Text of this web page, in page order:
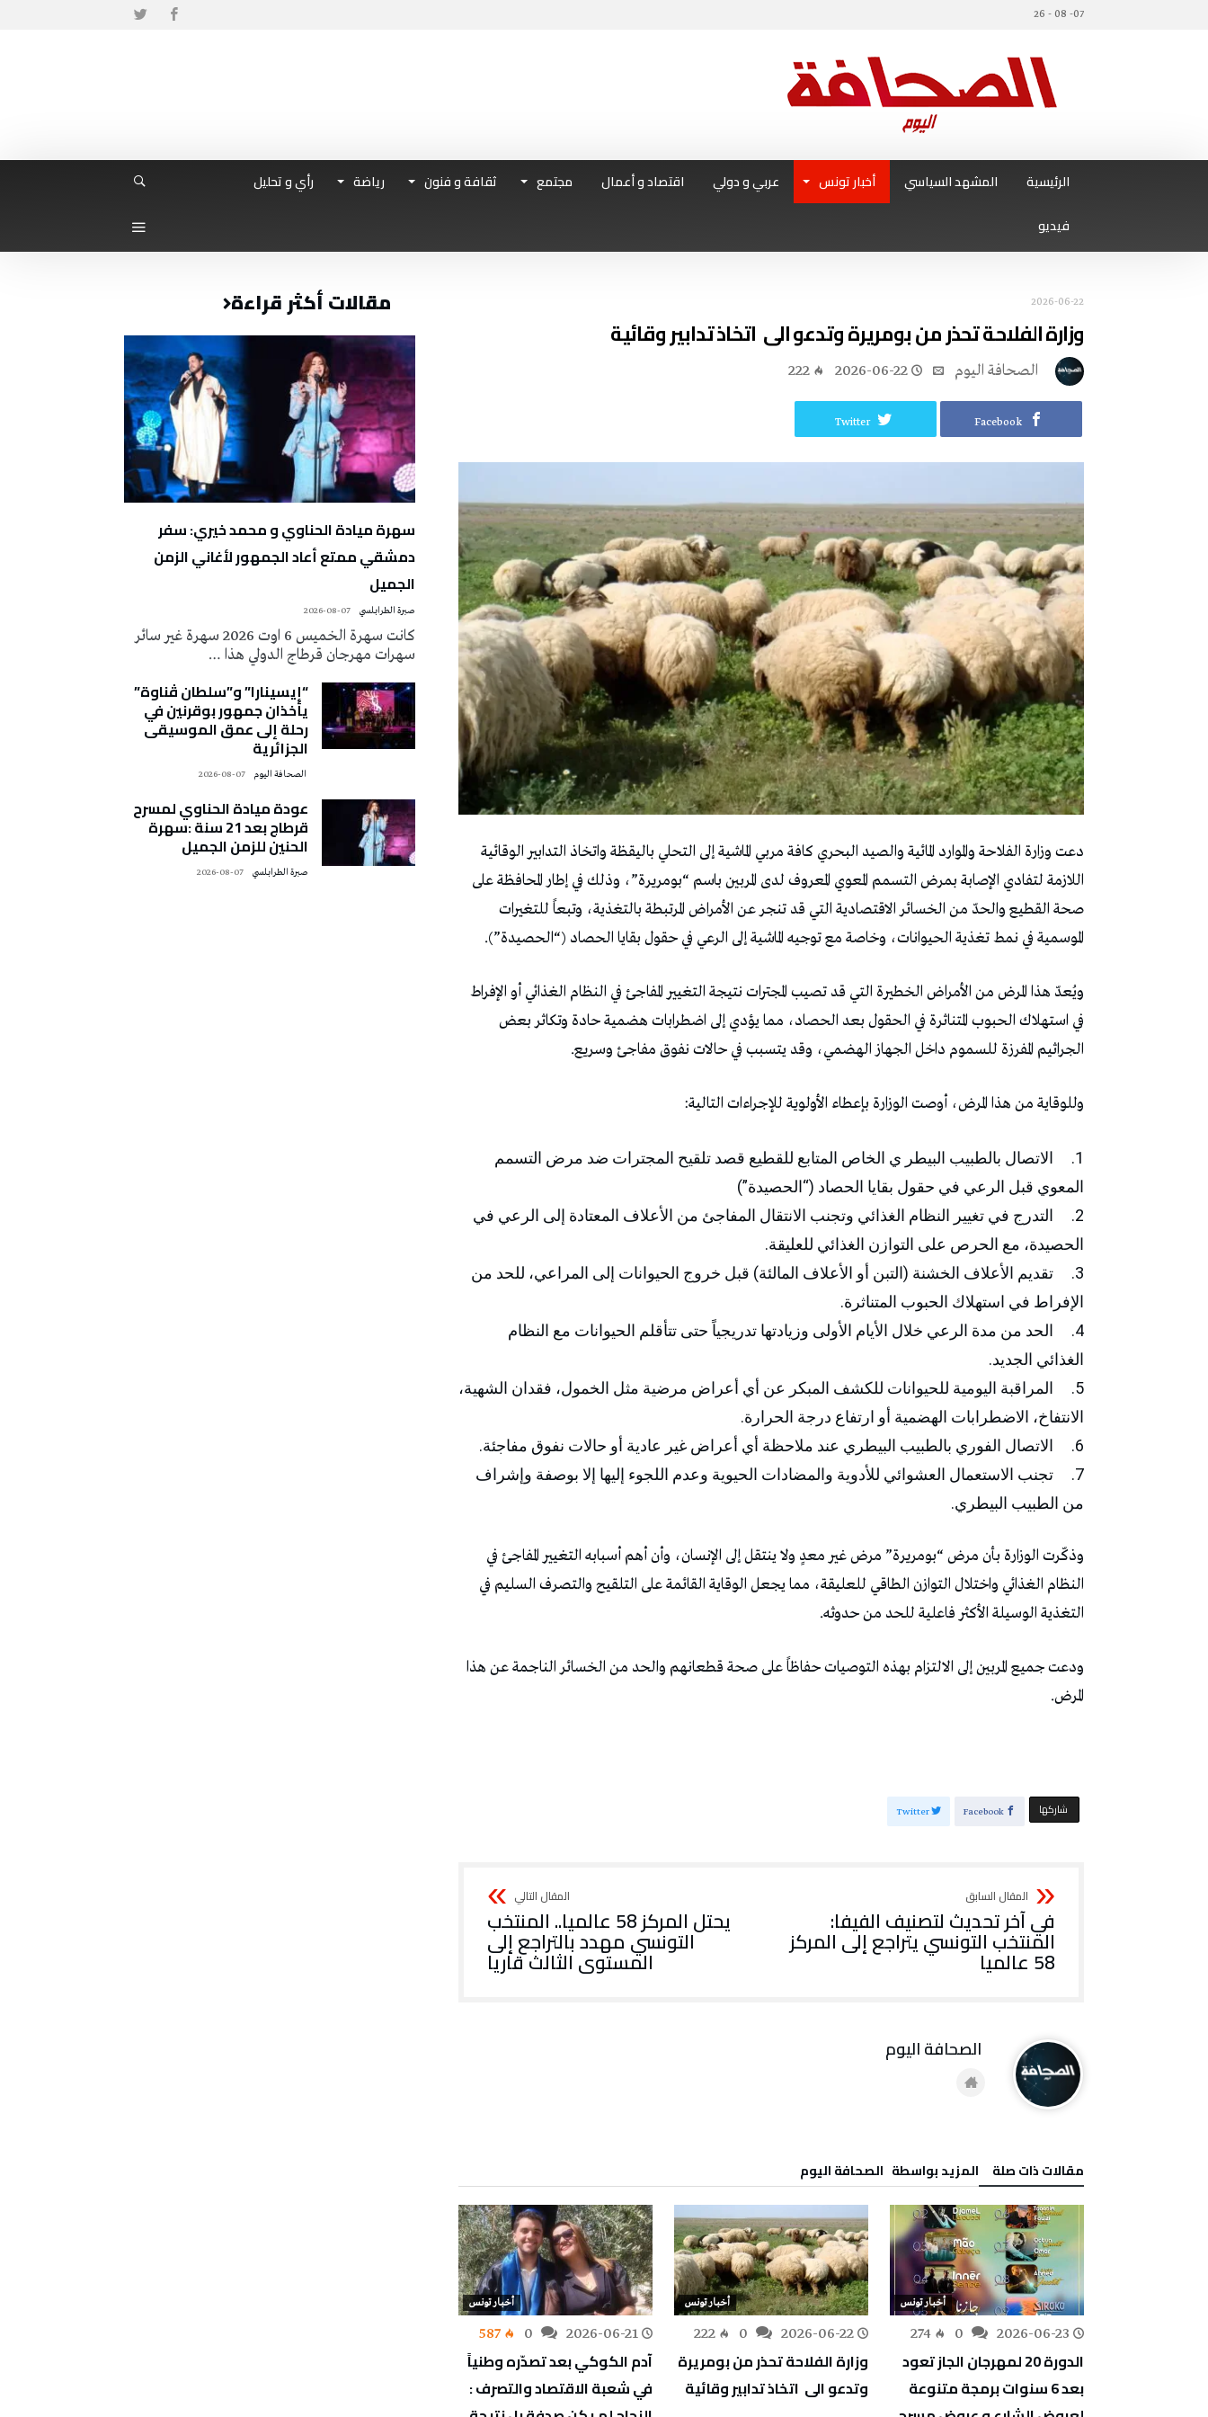
07- 08 - 26
الرئيسية المشهد السياسي أخبار تونس عربي و دولي اقتصاد و أعمال مجتمع ثقافة و فنون رياضة
رأي و تحليل
فيديو
2026-06-22
وزارة الفلاحة تحذر من بومريرة وتدعو الى اتخاذ تدابير وقائية
2026-06-22
222
Facebook
Twitter
دعت وزارة الفلاحة والموارد المائية والصيد البحري كافة مربي الماشية إلى التحلي باليقظة واتخاذ التدابير الوقائية
اللازمة لتفادي الإصابة بمرض التسمم المعوي المعروف لدى المربين باسم “بومريرة”، وذلك في إطار المحافظة على
صحة القطيع والحدّ من الخسائر الاقتصادية التي قد تنجر عن الأمراض المرتبطة بالتغذية، وتبعاً للتغيرات
الموسمية في نمط تغذية الحيوانات، وخاصة مع توجيه الماشية إلى الرعي في حقول بقايا الحصاد (“الحصيدة”).
ويُعدّ هذا المرض من الأمراض الخطيرة التي قد تصيب المجترات نتيجة التغيير المفاجئ في النظام الغذائي أو الإفراط
في استهلاك الحبوب المتناثرة في الحقول بعد الحصاد، مما يؤدي إلى اضطرابات هضمية حادة وتكاثر بعض
الجراثيم المفرزة للسموم داخل الجهاز الهضمي، وقد يتسبب في حالات نفوق مفاجئ وسريع.
وللوقاية من هذا المرض، أوصت الوزارة بإعطاء الأولوية للإجراءات التالية:
الاتصال بالطبيب البيطر ي الخاص المتابع للقطيع قصد تلقيح المجترات ضد مرض التسمم
المعوي قبل الرعي في حقول بقايا الحصاد (“الحصيدة”)
2. التدرج في تغيير النظام الغذائي وتجنب الانتقال المفاجئ من الأعلاف المعتادة إلى الرعي في
الحصيدة، مع الحرص على التوازن الغذائي للعليقة.
3. تقديم الأعلاف الخشنة (التبن أو الأعلاف المالئة) قبل خروج الحيوانات إلى المراعي، للحد من
الإفراط في استهلاك الحبوب المتناثرة.
4. الحد من مدة الرعي خلال الأيام الأولى وزيادتها تدريجياً حتى تتأقلم الحيوانات مع النظام
الغذائي الجديد.
5. المراقبة اليومية للحيوانات للكشف المبكر عن أي أعراض مرضية مثل الخمول، فقدان الشهية،
الانتفاخ، الاضطرابات الهضمية أو ارتفاع درجة الحرارة.
6. الاتصال الفوري بالطبيب البيطري عند ملاحظة أي أعراض غير عادية أو حالات نفوق مفاجئة.
7. تجنب الاستعمال العشوائي للأدوية والمضادات الحيوية وعدم اللجوء إليها إلا بوصفة وإشراف
من الطبيب البيطري.
وذكّرت الوزارة بأن مرض “بومريرة” مرض غير معدٍ ولا ينتقل إلى الإنسان، وأن أهم أسبابه التغيير المفاجئ في
النظام الغذائي واختلال التوازن الطاقي للعليقة، مما يجعل الوقاية القائمة على التلقيح والتصرف السليم في
التغذية الوسيلة الأكثر فاعلية للحد من حدوثه.
ودعت جميع المربين إلى الالتزام بهذه التوصيات حفاظاً على صحة قطعانهم والحد من الخسائر الناجمة عن هذا
المرض.
‫‫ شاركها‬ Facebook
Twitter
في آخر تحديث لتصنيف الفيفا:
المنتخب التونسي يتراجع إلى المركز
58 عالميا
يحتل المركز 58 عالميا.. المنتخب
التونسي مهدد بالتراجع إلى
المستوى الثالث قاريا
‫مقالات ذات صلة‬ ‫‫المزيد بواسطة‬ ‬ ‭ ‬الصحافة‭ ‬اليوم
أخبار تونس
2026-06-23
274
الدورة 20 لمهرجان الجاز تعود
بعد 6 سنوات برمجة متنوعة
أخبار تونس
2026-06-22
222
وزارة الفلاحة تحذر من بومريرة
وتدعو الى اتخاذ تدابير وقائية
أخبار تونس
2026-06-21
587
آدم الكوكي بعد تصدّره وطنياً
في شعبة الاقتصاد والتصرف :
مقالات أكثر قراءة
سهرة ميادة الحناوي و محمد خيري: سفر
دمشقي ممتع أعاد الجمهور لأغاني الزمن
الجميل
صبرة الطرابلسي 2026-08-07
كانت سهرة الخميس 6 اوت 2026 سهرة غير سائر
سهرات مهرجان قرطاج الدولي هذا …
“إيسينارا” و”سلطان ڤناوة”
يأخذان جمهور بوقرنين في
رحلة إلى عمق الموسيقى
الجزائرية
2026-08-07
عودة ميادة الحناوي لمسرح
قرطاج بعد 21 سنة :سهرة
الحنين للزمن الجميل
صبرة الطرابلسي 2026-08-07